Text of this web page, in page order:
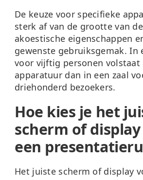
De keuze voor specifieke
sterk af van de grootte van
akoestische eigenschappen
gewenste gebruiksgemak. In
voor vijftig personen volstaat
apparatuur dan in een zaal
driehonderd bezoekers.
Hoe kies je het
scherm of
een
Het juiste scherm of display